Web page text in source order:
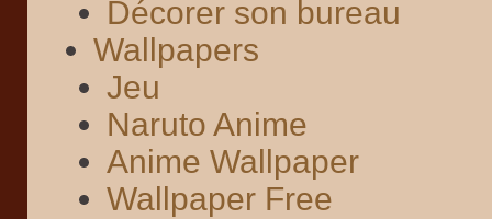
Décorer son bureau
Wallpapers
Jeu
Naruto Anime
Anime Wallpaper
Wallpaper Free